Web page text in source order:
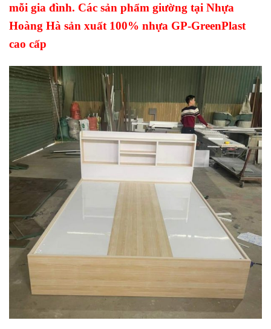
mỗi gia đình. Các sản phẩm giường tại Nhựa
Hoàng Hà sản xuất 100% nhựa GP-GreenPlast
cao cấp